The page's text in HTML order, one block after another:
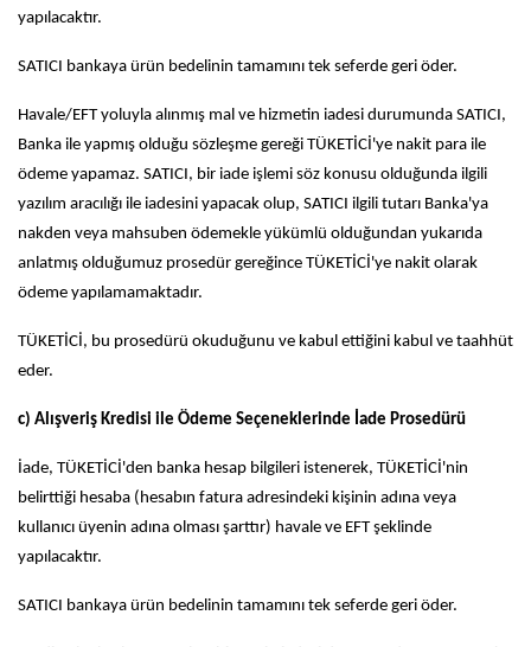
yapılacaktır.
SATICI bankaya ürün bedelinin tamamını tek seferde geri öder.
Havale/EFT yoluyla alınmış mal ve hizmetin iadesi durumunda SATICI,
Banka ile yapmış olduğu sözleşme gereği TÜKETİCİ'ye nakit para ile
ödeme yapamaz. SATICI, bir iade işlemi söz konusu olduğunda ilgili
yazılım aracılığı ile iadesini yapacak olup, SATICI ilgili tutarı Banka'ya
nakden veya mahsuben ödemekle yükümlü olduğundan yukarıda
anlatmış olduğumuz prosedür gereğince TÜKETİCİ'ye nakit olarak
ödeme yapılamamaktadır.
TÜKETİCİ, bu prosedürü okuduğunu ve kabul ettiğini kabul ve taahhüt
eder.
c) Alışveriş Kredisi ile Ödeme Seçeneklerinde İade Prosedürü
İade, TÜKETİCİ'den banka hesap bilgileri istenerek, TÜKETİCİ'nin
belirttiği hesaba (hesabın fatura adresindeki kişinin adına veya
kullanıcı üyenin adına olması şarttır) havale ve EFT şeklinde
yapılacaktır.
SATICI bankaya ürün bedelinin tamamını tek seferde geri öder.